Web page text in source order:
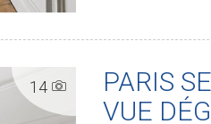
14
PARIS
VUE